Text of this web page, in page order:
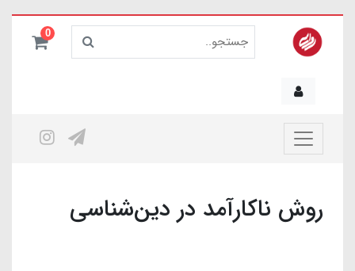
0
روش ناکارآمد در دین‌شناسی